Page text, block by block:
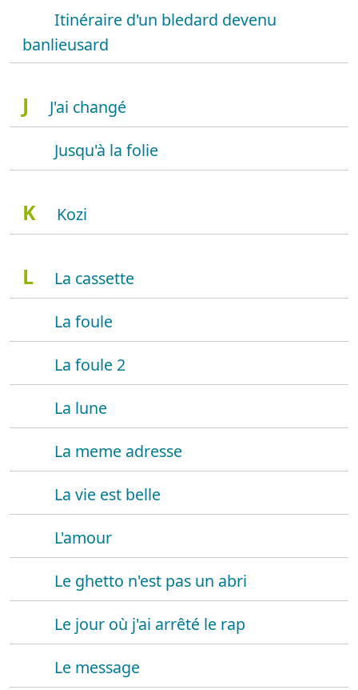
Itinéraire d'un bledard devenu
banlieusard
J
J'ai changé
Jusqu'à la folie
K Kozi
L
La cassette
La foule
La foule 2
La lune
La meme adresse
La vie est belle
L'amour
Le ghetto n'est pas un abri
Le jour où j'ai arrêté le rap
Le message